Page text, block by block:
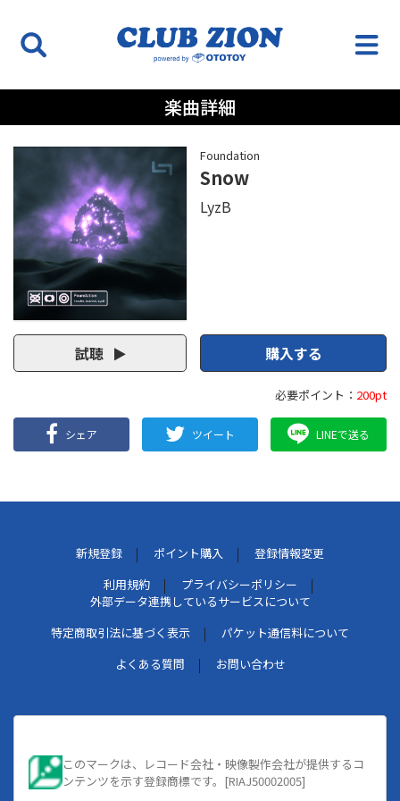
楽曲詳細
Foundation
Snow
LyzB
試聴 購入する
必要ポイント： 200pt
シェア ツイート LINEで送る
新規登録 ポイント購入
登録情報変更
利用規約
プライバシーポリシー
外部データ連携しているサービスについて
特定商取引法に基づく表示
パケット通信料について
よくある質問
お問い合わせ
このマークは、レコード会社・映像製作会社が提供するコ
ンテンツを示す登録商標です。[RIAJ50002005]